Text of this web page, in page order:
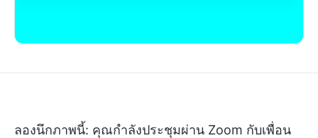
ลองนึกภาพนี้: คุณกำลังประชุมผ่าน Zoom กับเพื่อน